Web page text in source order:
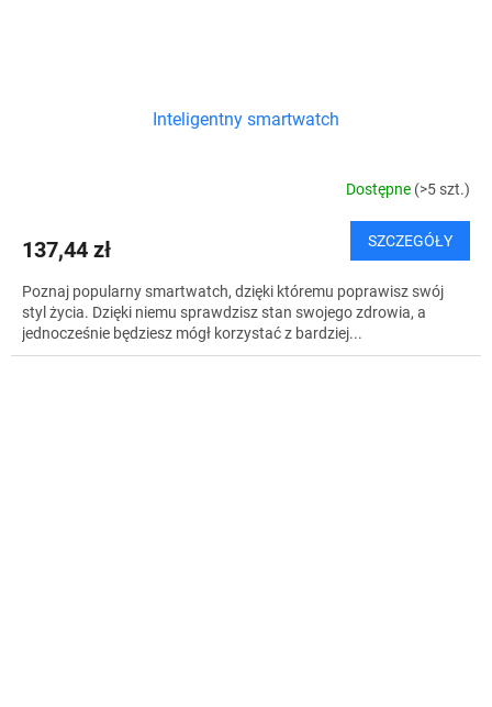
Inteligentny smartwatch
Dostępne (>5 szt.)
137,44 zł SZCZEGÓŁY
Poznaj popularny smartwatch, dzięki któremu poprawisz swój
styl życia. Dzięki niemu sprawdzisz stan swojego zdrowia, a
jednocześnie będziesz mógł korzystać z bardziej...